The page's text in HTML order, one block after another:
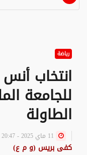
رياضة
انتخاب أنس
للجامعة
الطاولة
كفى بريس (و م ع)